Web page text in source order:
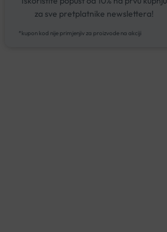
za sve pretplatnike newslettera!
*kupon kod nije primjenjiv za proizvode na akciji